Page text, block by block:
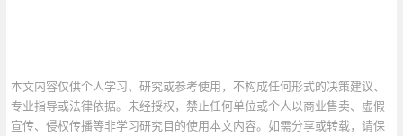
本文内容仅供个人学习、研究或参考使用，不构成任何形式的决策建议、
专业指导或法律依据。未经授权，禁止任何单位或个人以商业售卖、虚假
宣传、侵权传播等非学习研究目的使用本文内容。如需分享或转载，请保